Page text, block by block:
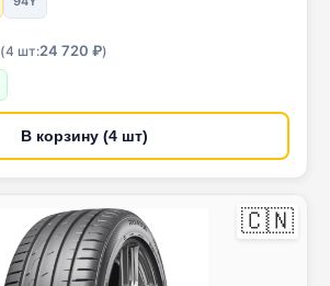
(4 шт:24 720 ₽)
В корзину (4 шт)
🇨🇳